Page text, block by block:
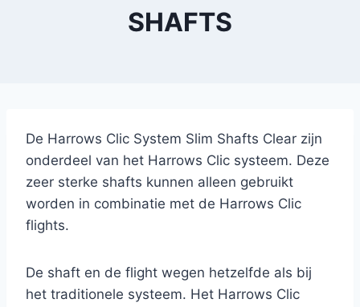
SHAFTS
De Harrows Clic System Slim Shafts Clear zijn
onderdeel van het Harrows Clic systeem. Deze
zeer sterke shafts kunnen alleen gebruikt
worden in combinatie met de Harrows Clic
flights.
De shaft en de flight wegen hetzelfde als bij
het traditionele systeem. Het Harrows Clic